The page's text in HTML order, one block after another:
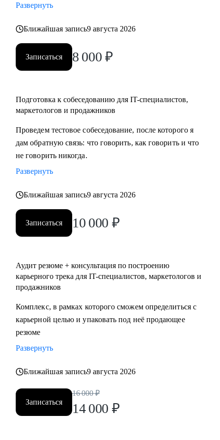
карьеры, если текущая уже не драйвит
• Как перейти в направление project менеджмента, строить
Кому могу помочь:
Развернуть
Ближайшая запись9 августа 2026
Записаться 8 000 ₽
Подготовка к собеседованию для IT-специалистов,
маркетологов и продажников
Проведем тестовое собеседование, после которого я
дам обратную связь: что говорить, как говорить и что
не говорить никогда.
Развернуть
Ближайшая запись9 августа 2026
Записаться 10 000 ₽
Аудит резюме + консультация по построению
карьерного трека для IT-специалистов, маркетологов и
продажников
Комплекс, в рамках которого сможем определиться с
карьерной целью и упаковать под неё продающее
резюме
Развернуть
Ближайшая запись9 августа 2026
Записаться
16 000 ₽
14 000 ₽